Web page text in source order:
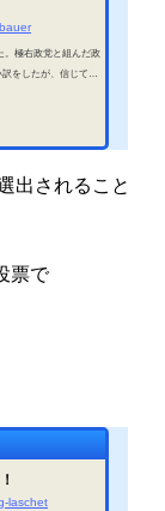
。極右政党と組んだ政
をしたが、信じても
されていたが、なん
出されること
票で
laschet